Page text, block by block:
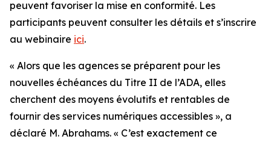
peuvent favoriser la mise en conformité. Les
participants peuvent consulter les détails et s’inscrire
au webinaire ici.
« Alors que les agences se préparent pour les
nouvelles échéances du Titre II de l’ADA, elles
cherchent des moyens évolutifs et rentables de
fournir des services numériques accessibles », a
déclaré M. Abrahams. « C’est exactement ce